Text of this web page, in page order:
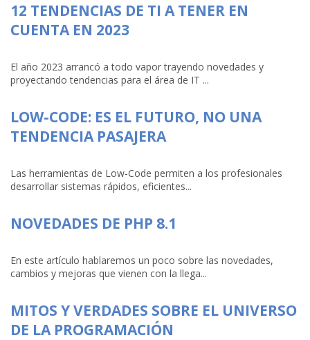
12 TENDENCIAS DE TI A TENER EN
CUENTA EN 2023
El año 2023 arrancó a todo vapor trayendo novedades y
proyectando tendencias para el área de IT ...
LOW-CODE: ES EL FUTURO, NO UNA
TENDENCIA PASAJERA
Las herramientas de Low-Code permiten a los profesionales
desarrollar sistemas rápidos, eficientes...
NOVEDADES DE PHP 8.1
En este artículo hablaremos un poco sobre las novedades,
cambios y mejoras que vienen con la llega...
MITOS Y VERDADES SOBRE EL UNIVERSO
DE LA PROGRAMACIÓN